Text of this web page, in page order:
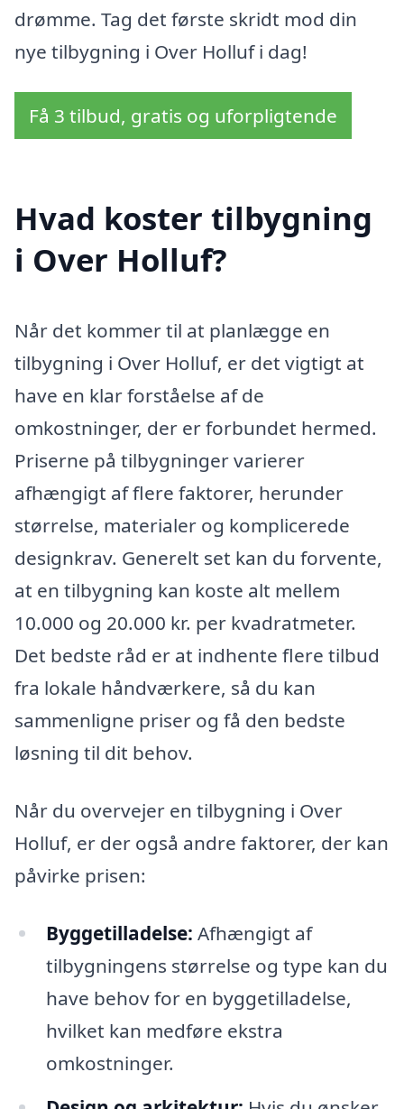
drømme. Tag det første skridt mod din
nye tilbygning i Over Holluf i dag!
Få 3 tilbud, gratis og uforpligtende
Hvad koster tilbygning
i Over Holluf?
Når det kommer til at planlægge en
tilbygning i Over Holluf, er det vigtigt at
have en klar forståelse af de
omkostninger, der er forbundet hermed.
Priserne på tilbygninger varierer
afhængigt af flere faktorer, herunder
størrelse, materialer og komplicerede
designkrav. Generelt set kan du forvente,
at en tilbygning kan koste alt mellem
10.000 og 20.000 kr. per kvadratmeter.
Det bedste råd er at indhente flere tilbud
fra lokale håndværkere, så du kan
sammenligne priser og få den bedste
løsning til dit behov.
Når du overvejer en tilbygning i Over
Holluf, er der også andre faktorer, der kan
påvirke prisen:
Byggetilladelse: Afhængigt af
tilbygningens størrelse og type kan du
have behov for en byggetilladelse,
hvilket kan medføre ekstra
omkostninger.